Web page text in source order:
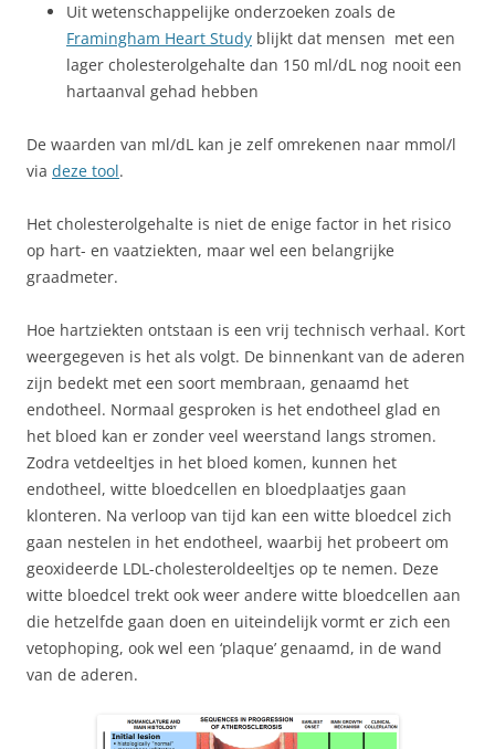
Uit wetenschappelijke onderzoeken zoals de
Framingham Heart Study blijkt dat mensen met een
lager cholesterolgehalte dan 150 ml/dL nog nooit een
hartaanval gehad hebben
De waarden van ml/dL kan je zelf omrekenen naar mmol/l
via deze tool.
Het cholesterolgehalte is niet de enige factor in het risico
op hart- en vaatziekten, maar wel een belangrijke
graadmeter.
Hoe hartziekten ontstaan is een vrij technisch verhaal. Kort
weergegeven is het als volgt. De binnenkant van de aderen
zijn bedekt met een soort membraan, genaamd het
endotheel. Normaal gesproken is het endotheel glad en
het bloed kan er zonder veel weerstand langs stromen.
Zodra vetdeeltjes in het bloed komen, kunnen het
endotheel, witte bloedcellen en bloedplaatjes gaan
klonteren. Na verloop van tijd kan een witte bloedcel zich
gaan nestelen in het endotheel, waarbij het probeert om
geoxideerde LDL-cholesteroldeeltjes op te nemen. Deze
witte bloedcel trekt ook weer andere witte bloedcellen aan
die hetzelfde gaan doen en uiteindelijk vormt er zich een
vetophoping, ook wel een ‘plaque’ genaamd, in de wand
van de aderen.